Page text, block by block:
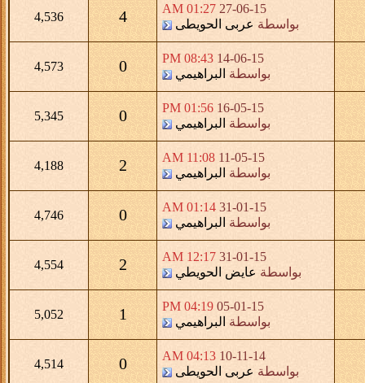
27-06-15
01:27 AM
بواسطة عربى الحويطى 4
4,536
14-06-15
08:43 PM
بواسطة البراهيمي 0
4,573
16-05-15
01:56 PM
بواسطة البراهيمي 0
5,345
11-05-15
11:08 AM
بواسطة البراهيمي 2
4,188
31-01-15
01:14 AM
بواسطة البراهيمي 0
4,746
31-01-15
12:17 AM
بواسطة عايض الحويطي 2
4,554
05-01-15
04:19 PM
بواسطة البراهيمي 1
5,052
10-11-14
04:13 AM
بواسطة عربى الحويطى 0
4,514